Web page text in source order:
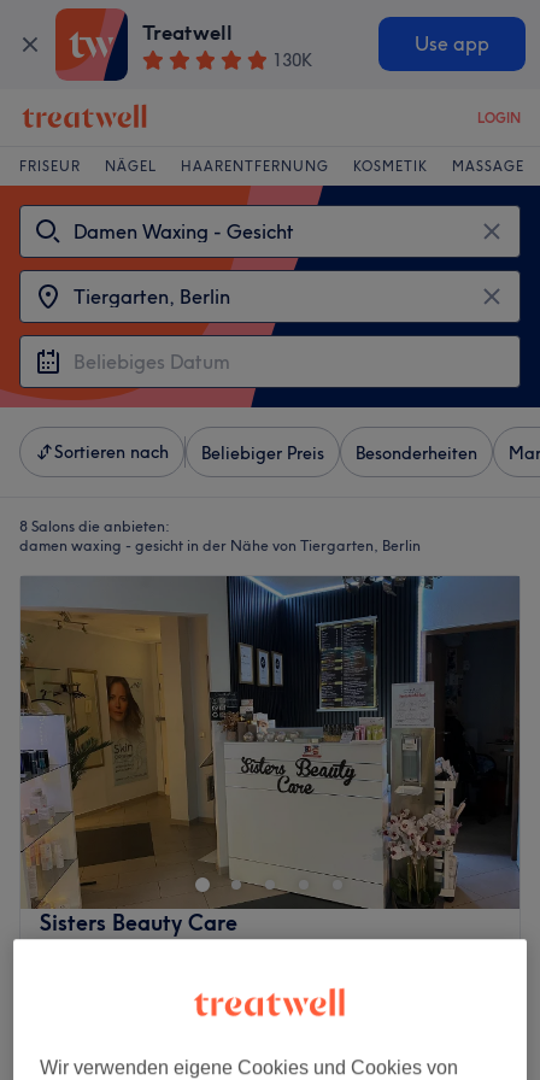
Treatwell
130K
Use app
LOGIN
FRISEUR NÄGEL HAARENTFERNUNG KOSMETIK MASSAGE
Sortieren nach Beliebiger Preis Besonderheiten
8 Salons die anbieten:
damen waxing - gesicht in der Nähe von Tiergarten, Berlin
Sisters Beauty Care
Damen Waxing - Oberlippe
Wir verwenden eigene Cookies und Cookies von